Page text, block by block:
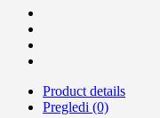
Product details
Pregledi (0)